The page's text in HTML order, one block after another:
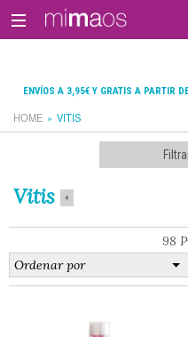
ENVÍOS A 3,95€ Y GRATIS A PARTIR
HOME VITIS
Vitis +
98